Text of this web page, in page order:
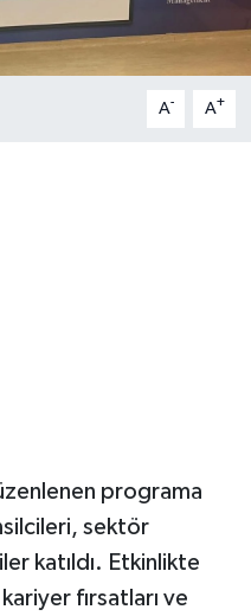
A- A+
programa
sektör
katıldı. Etkinlikte
fırsatları ve